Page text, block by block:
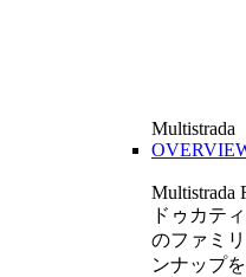
Multistrada
Multistrada
ドゥカテ
のファミ
ンナップ